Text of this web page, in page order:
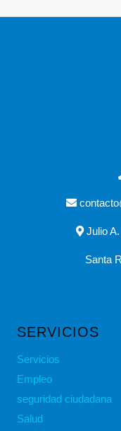
Julio A.
Santa
SERVICIOS
Servicios
Empleo
seguridad ciudadana
Salud